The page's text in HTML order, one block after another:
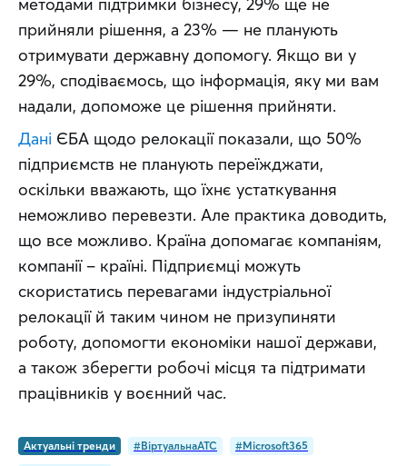
методами підтримки бізнесу, 29% ще не
прийняли рішення, а 23% — не планують
отримувати державну допомогу. Якщо ви у
29%, сподіваємось, що інформація, яку ми вам
надали, допоможе це рішення прийняти.
Дані ЄБА щодо релокації показали, що 50%
підприємств не планують переїжджати,
оскільки вважають, що їхнє устаткування
неможливо перевезти. Але практика доводить,
що все можливо. Країна допомагає компаніям,
компанії – країні. Підприємці можуть
скористатись перевагами індустріальної
релокації й таким чином не призупиняти
роботу, допомогти економіки нашої держави,
а також зберегти робочі місця та підтримати
працівників у воєнний час.
Актуальні тренди #ВіртуальнаATC
#Microsoft365